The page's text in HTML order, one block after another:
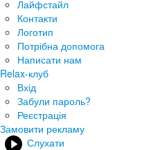
Лайфстайл
Контакти
Логотип
Потрібна допомога
Написати нам
Relax-клуб
Вхід
Забули пароль?
Реєстрація
Замовити рекламу
Слухати